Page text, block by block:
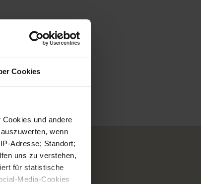
Cookies
und andere
wenn
Adresse; Standort;
uns zu verstehen,
für statistische
Media-Cookies